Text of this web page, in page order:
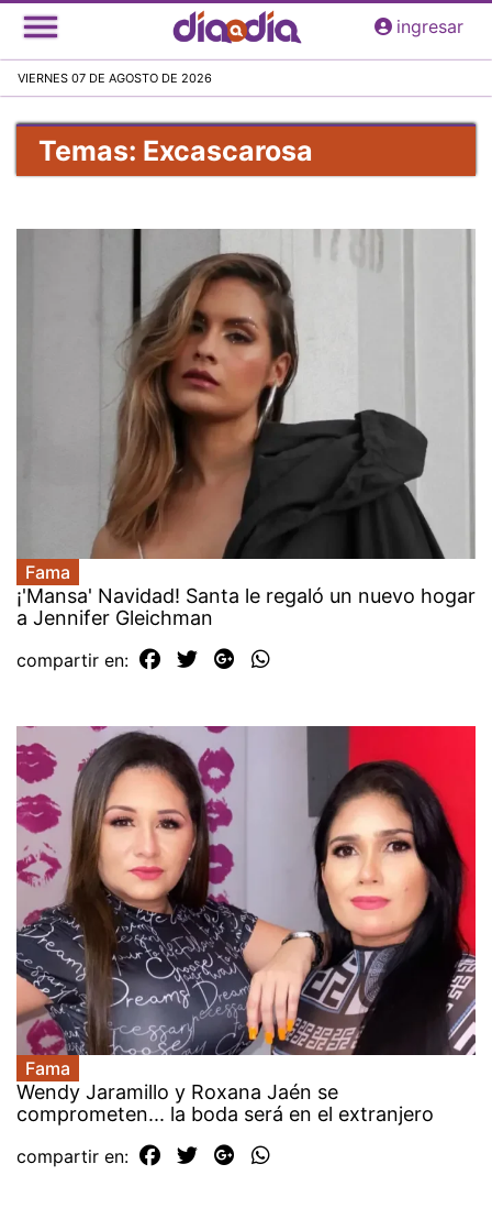
Pasar
al
principal
ingresar
VIERNES 07 DE AGOSTO DE 2026
Temas: Excascarosa
Fama
¡'Mansa' Navidad! Santa le regaló un nuevo hogar
a Jennifer Gleichman
compartir en:
Fama
Wendy Jaramillo y Roxana Jaén se
comprometen... la boda será en el extranjero
compartir en: